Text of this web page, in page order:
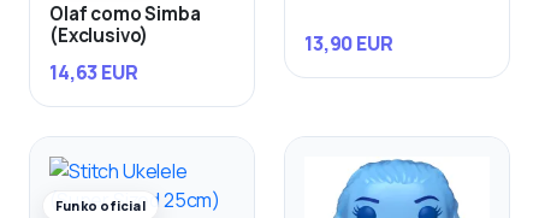
Olaf como Simba
(Exclusivo)
14,63 EUR
13,90 EUR
Funko oficial